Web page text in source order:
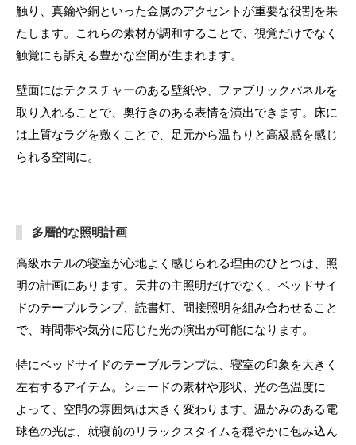
触り、真鍮や銅といった金属のアクセントが重要な役割を果
たします。これらの素材が調和することで、視覚だけでなく
触覚にも訴える豊かな空間が生まれます。
壁面にはテクスチャーのある壁紙や、ファブリックパネルを
取り入れることで、奥行きのある表情を演出できます。床に
は上質なラグを敷くことで、足元から温もりと高級感を感じ
られる空間に。
多層的な照明計画
高級ホテルの寝室が心地よく感じられる理由のひとつは、照
明の計画にあります。天井の主照明だけでなく、ベッドサイ
ドのテーブルランプ、読書灯、間接照明を組み合わせること
で、時間帯や気分に応じた光の演出が可能になります。
特にベッドサイドのテーブルランプは、寝室の印象を大きく
左右するアイテム。シェードの素材や形状、光の色温度に
よって、空間の雰囲気は大きく変わります。温かみのある電
球色の光は、就寝前のリラックスタイムを穏やかに包み込ん